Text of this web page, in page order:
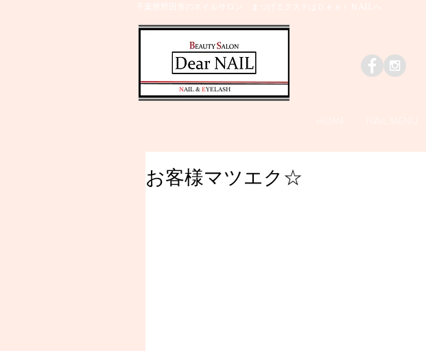
千葉県野田市のネイルサロン、まつげエクステはＤｅａｒＮAILへ
​NAIL & EYELASH
お客様マツエク☆